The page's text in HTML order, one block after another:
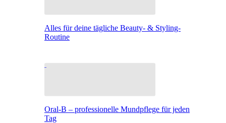
Alles für deine tägliche Beauty- & Styling-
Routine
Oral-B – professionelle Mundpflege für jeden
Tag